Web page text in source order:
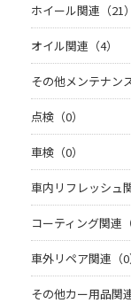
ホイール関連（21）
オイル関連（4）
その他メンテナン
点検（0）
車検（0）
車内リフレッシュ
コーティング関連（
車外リペア関連（0
その他カー用品関